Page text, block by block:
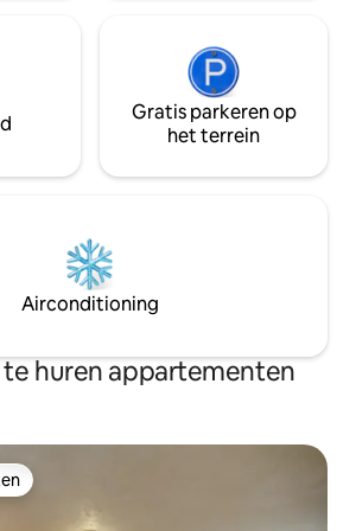
Gratis parkeren op
het terrein
Airconditioning
huren appartementen